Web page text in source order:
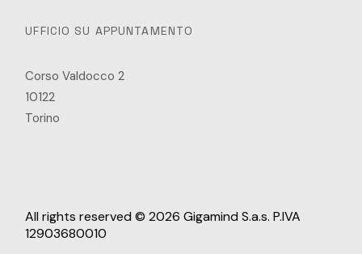
UFFICIO SU APPUNTAMENTO
Corso Valdocco 2
10122
Torino
All rights reserved © 2026 Gigamind S.a.s. P.IVA
12903680010